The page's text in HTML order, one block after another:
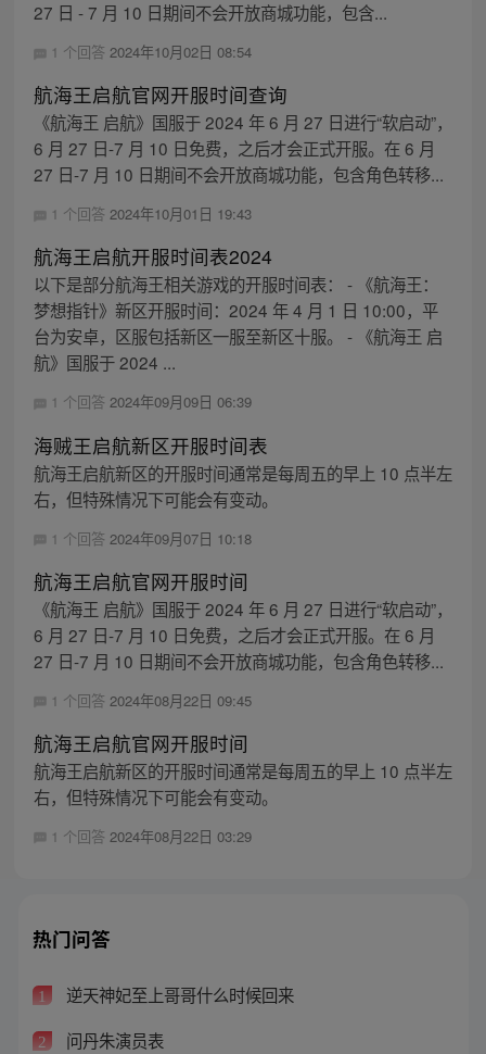
27 日 - 7 月 10 日期间不会开放商城功能，包含...
1 个回答 2024年10月02日 08:54
航海王启航官网开服时间查询
《航海王 启航》国服于 2024 年 6 月 27 日进行“软启动”，
6 月 27 日-7 月 10 日免费，之后才会正式开服。在 6 月
27 日-7 月 10 日期间不会开放商城功能，包含角色转移...
1 个回答 2024年10月01日 19:43
航海王启航开服时间表2024
以下是部分航海王相关游戏的开服时间表： - 《航海王：
梦想指针》新区开服时间：2024 年 4 月 1 日 10:00，平
台为安卓，区服包括新区一服至新区十服。 - 《航海王 启
航》国服于 2024 ...
1 个回答 2024年09月09日 06:39
海贼王启航新区开服时间表
航海王启航新区的开服时间通常是每周五的早上 10 点半左
右，但特殊情况下可能会有变动。
1 个回答 2024年09月07日 10:18
航海王启航官网开服时间
《航海王 启航》国服于 2024 年 6 月 27 日进行“软启动”，
6 月 27 日-7 月 10 日免费，之后才会正式开服。在 6 月
27 日-7 月 10 日期间不会开放商城功能，包含角色转移...
1 个回答 2024年08月22日 09:45
航海王启航官网开服时间
航海王启航新区的开服时间通常是每周五的早上 10 点半左
右，但特殊情况下可能会有变动。
1 个回答 2024年08月22日 03:29
热门问答
1 逆天神妃至上哥哥什么时候回来
2 问丹朱演员表